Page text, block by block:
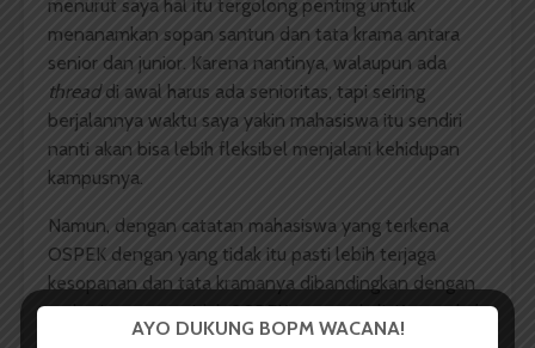
menurut saya hal itu tergolong penting untuk
menanamkan sopan santun dan tata krama antara
senior dan junior. Karena nantinya, walaupun ada
threaddi awal harus ada senioritas, tapi seiring
berjalannya waktu saya yakin mahasiswa itu sendiri
nanti akan bisa lebih fleksibel menjalani kehidupan
kampusnya.
Namun, dengan catatan mahasiswa yang terkena
OSPEK dengan yang tidak itu pasti lebih terjaga
kesopanan dan tata kramanya dibandingkan dengan
mahasiswa yang tidak OSPEK sama sekali. Karena hal
ini juga sudah saya rasakan sendiri ketika saya menjadi
AYO DUKUNG BOPM WACANA!